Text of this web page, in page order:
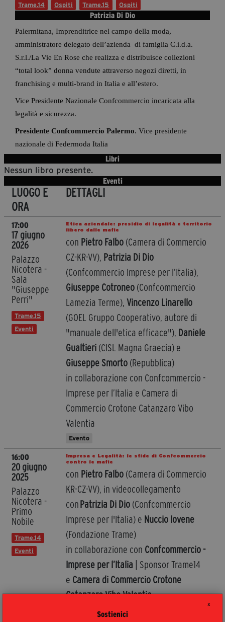
X
Sostienici
Fondazione Trame
Chi Siamo
Civico Trame
#Trameascuola
Visioni Civiche
Mostra 3D - Visioni Civiche
Il Diritto di Essere
Archivio Storico
Contatti
segreteria@tramefestival.it
info@tramefestival.it
+39 346 954 4078
Patrizia Di Dio
Palermitana, Imprenditrice nel campo della moda,
amministratore delegato dell’azienda di famiglia C.i.d.a.
S.r.l./La Vie En Rose che realizza e distribuisce collezioni
“total look” donna vendute attraverso negozi diretti, in
franchising e multi-brand in Italia e all’estero.
Vice Presidente Nazionale Confcommercio incaricata alla
legalità e sicurezza.
Presidente Confcommercio Palermo. Vice presidente
nazionale di Federmoda Italia
Trame.14
Ospiti Trame.15 Ospiti
Libri
Nessun libro presente.
Eventi
LUOGO E
ORA
DETTAGLI
17:00
17 giugno
2026
Palazzo
Nicotera -
Sala
"Giuseppe
Perri"
Trame.15
Eventi
Etica aziendale: presidio di legalità e territorio
libero dalle mafie
con Pietro Falbo (Camera di Commercio
CZ-KR-VV), Patrizia Di Dio
(Confcommercio Imprese per l’Italia),
Giuseppe Cotroneo (Confcommercio
Lamezia Terme), Vincenzo Linarello
(GOEL Gruppo Cooperativo, autore di
"manuale dell'etica efficace"), Daniele
Gualtieri (CISL Magna Graecia) e
Giuseppe Smorto (Repubblica)
in collaborazione con Confcommercio -
Imprese per l’Italia e Camera di
Commercio Crotone Catanzaro Vibo
Valentia
Evento
16:00
20 giugno
2025
Palazzo
Nicotera -
Primo
Nobile
Trame.14
Eventi
Impresa e Legalità: le sfide di Confcommercio
contro le mafie
con Pietro Falbo (Camera di Commercio
KR-CZ-VV), in videocollegamento
con Patrizia Di Dio (Confcommercio
Imprese per l'Italia) e Nuccio Iovene
(Fondazione Trame)
in collaborazione con Confcommercio -
Imprese per l’Italia | Sponsor Trame14
e Camera di Commercio Crotone
Catanzaro Vibo Valentia